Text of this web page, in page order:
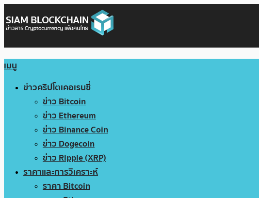
เมนู
ข่าวคริปโตเคอเรนซี่
ข่าว Bitcoin
ข่าว Ethereum
ข่าว Binance Coin
ข่าว Dogecoin
ข่าว Ripple (XRP)
ราคาและการวิเคราะห์
ราคา Bitcoin